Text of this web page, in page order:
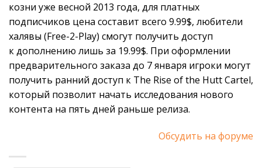
козни уже весной 2013 года, для платных
подписчиков цена составит всего 9.99$, любители
халявы (Free-2-Play) смогут получить доступ
к дополнению лишь за 19.99$. При оформлении
предварительного заказа до 7 января игроки могут
получить ранний доступ к The Rise of the Hutt Cartel,
который позволит начать исследования нового
контента на пять дней раньше релиза.
Обсудить на форуме